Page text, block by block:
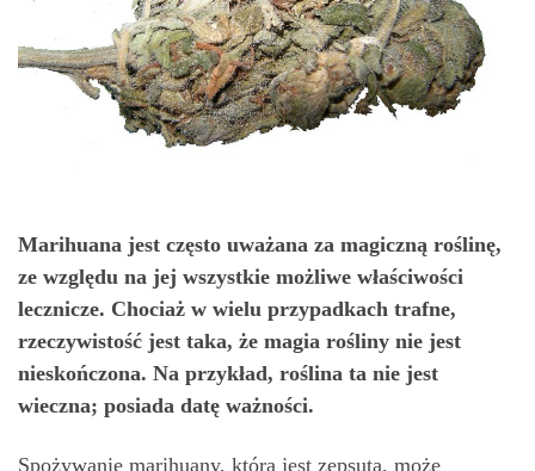
Marihuana jest często uważana za magiczną roślinę,
ze względu na jej wszystkie możliwe właściwości
lecznicze. Chociaż w wielu przypadkach trafne,
rzeczywistość jest taka, że ​​magia rośliny nie jest
nieskończona. Na przykład, roślina ta nie jest
wieczna; posiada datę ważności.
Spożywanie marihuany, która jest zepsuta, może